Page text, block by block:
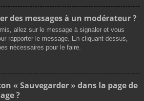
des messages à un modérateur ?
allez sur le message à signaler et vous
rapporter le message. En cliquant dessus,
nécessaires pour le faire.
« Sauvegarder » dans la page de
?